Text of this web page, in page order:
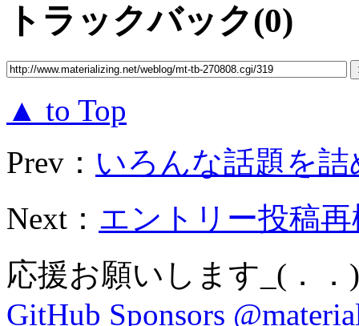
トラックバック(0)
▲ to Top
Prev： いろんな話題を
Next： エントリー投稿
応援お願いします_(．．
GitHub Sponsors